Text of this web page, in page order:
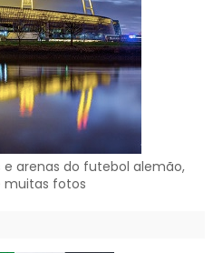
arenas do futebol alemão,
fotos